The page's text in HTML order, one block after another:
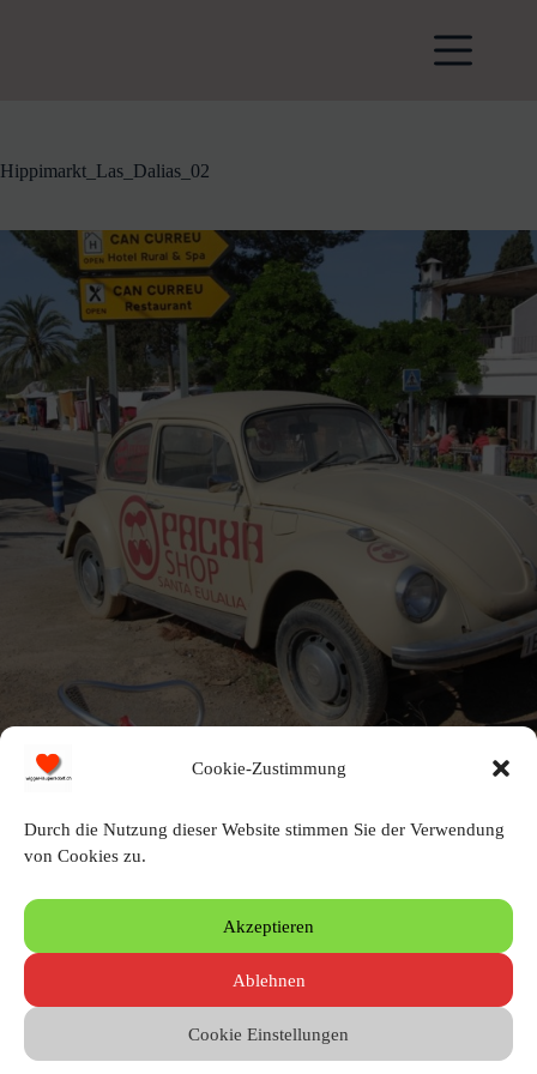
Cookie-Zustimmung
Durch die Nutzung dieser Website stimmen Sie der Verwendung
von Cookies zu.
Akzeptieren
Ablehnen
Cookie Einstellungen
Hippimarkt_Las_Dalias_02
Hippiemarkt in Las Dalias
Schreibe einen Kommentar
Du musst angemeldet sein, um einen Kommentar zu erstellen.
© 2010 – 2026 by Heinz Wigger